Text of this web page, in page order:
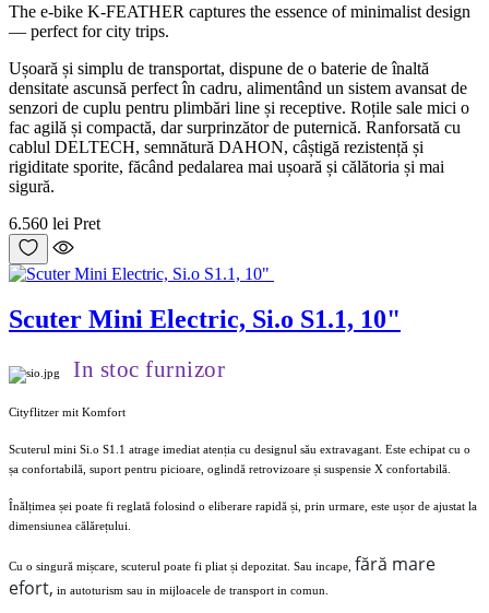
The e-bike K-FEATHER captures the essence of minimalist design
— perfect for city trips.
Ușoară și simplu de transportat, dispune de o baterie de înaltă
densitate ascunsă perfect în cadru, alimentând un sistem avansat de
senzori de cuplu pentru plimbări line și receptive. Roțile sale mici o
fac agilă și compactă, dar surprinzător de puternică. Ranforsată cu
cablul DELTECH, semnătură DAHON, câștigă rezistență și
rigiditate sporite, făcând pedalarea mai ușoară și călătoria și mai
sigură.
6.560 lei Pret
Scuter Mini Electric, Si.o S1.1, 10"
In stoc furnizor
Cityflitzer mit Komfort
Scuterul mini Si.o S1.1 atrage imediat atenția cu designul său extravagant. Este echipat cu o
șa confortabilă, suport pentru picioare, oglindă retrovizoare și suspensie X confortabilă.
Înălțimea șei poate fi reglată folosind o eliberare rapidă și, prin urmare, este ușor de ajustat la
dimensiunea călărețului.
Cu o singură mișcare, scuterul poate fi pliat și depozitat. Sau incape, fără mare
efort, in autoturism sau in mijloacele de transport in comun.